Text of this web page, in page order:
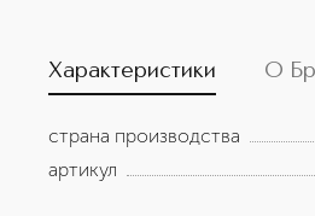
Характеристики О
страна производства
артикул